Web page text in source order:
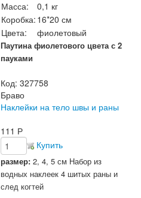
Масса:
0,1 кг
Коробка: 16*20 см
Цвета:
фиолетовый
Паутина фиолетового цвета с 2
пауками
Код: 327758
Браво
Наклейки на тело швы и раны
111 Р
Купить
размер: 2, 4, 5 см Набор из
водных наклеек 4 шитых раны и
след когтей